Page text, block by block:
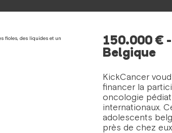
150.000 €
Belgique
KickCancer
financer la
oncologie
internationaux.
adolescents
près de chez